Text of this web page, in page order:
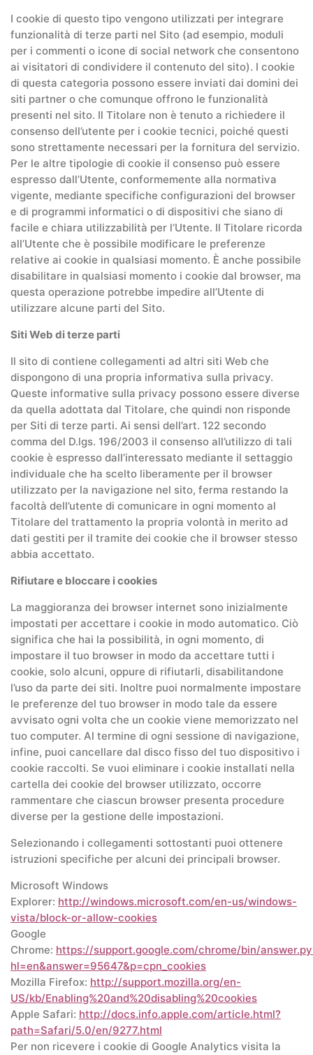
I cookie di questo tipo vengono utilizzati per integrare
funzionalità di terze parti nel Sito (ad esempio, moduli
per i commenti o icone di social network che consentono
ai visitatori di condividere il contenuto del sito). I cookie
di questa categoria possono essere inviati dai domini dei
siti partner o che comunque offrono le funzionalità
presenti nel sito. Il Titolare non è tenuto a richiedere il
consenso dell’utente per i cookie tecnici, poiché questi
sono strettamente necessari per la fornitura del servizio.
Per le altre tipologie di cookie il consenso può essere
espresso dall’Utente, conformemente alla normativa
vigente, mediante specifiche configurazioni del browser
e di programmi informatici o di dispositivi che siano di
facile e chiara utilizzabilità per l’Utente. Il Titolare ricorda
all’Utente che è possibile modificare le preferenze
relative ai cookie in qualsiasi momento. È anche possibile
disabilitare in qualsiasi momento i cookie dal browser, ma
questa operazione potrebbe impedire all’Utente di
utilizzare alcune parti del Sito.
Siti Web di terze parti
Il sito di contiene collegamenti ad altri siti Web che
dispongono di una propria informativa sulla privacy.
Queste informative sulla privacy possono essere diverse
da quella adottata dal Titolare, che quindi non risponde
per Siti di terze parti. Ai sensi dell’art. 122 secondo
comma del D.lgs. 196/2003 il consenso all’utilizzo di tali
cookie è espresso dall’interessato mediante il settaggio
individuale che ha scelto liberamente per il browser
utilizzato per la navigazione nel sito, ferma restando la
facoltà dell’utente di comunicare in ogni momento al
Titolare del trattamento la propria volontà in merito ad
dati gestiti per il tramite dei cookie che il browser stesso
abbia accettato.
Rifiutare e bloccare i cookies
La maggioranza dei browser internet sono inizialmente
impostati per accettare i cookie in modo automatico. Ciò
significa che hai la possibilità, in ogni momento, di
impostare il tuo browser in modo da accettare tutti i
cookie, solo alcuni, oppure di rifiutarli, disabilitandone
l’uso da parte dei siti. Inoltre puoi normalmente impostare
le preferenze del tuo browser in modo tale da essere
avvisato ogni volta che un cookie viene memorizzato nel
tuo computer. Al termine di ogni sessione di navigazione,
infine, puoi cancellare dal disco fisso del tuo dispositivo i
cookie raccolti. Se vuoi eliminare i cookie installati nella
cartella dei cookie del browser utilizzato, occorre
rammentare che ciascun browser presenta procedure
diverse per la gestione delle impostazioni.
Selezionando i collegamenti sottostanti puoi ottenere
istruzioni specifiche per alcuni dei principali browser.
Microsoft Windows
Explorer: http://windows.microsoft.com/en-us/windows-
vista/block-or-allow-cookies
Google
Chrome: https://support.google.com/chrome/bin/
hl=en&answer=95647&p=cpn_cookies
Mozilla Firefox: http://support.mozilla.org/en-
US/kb/Enabling%20and%20disabling%20cookies
Apple Safari: http://docs.info.apple.com/article.html?
path=Safari/5.0/en/9277.html
Per non ricevere i cookie di Google Analytics visita la